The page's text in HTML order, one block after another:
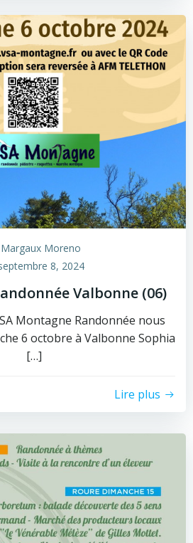
Margaux Moreno
8, 2024
Valbonne (06)
Montagne Randonnée nous
6 octobre à Valbonne Sophia
[…]
Lire plus